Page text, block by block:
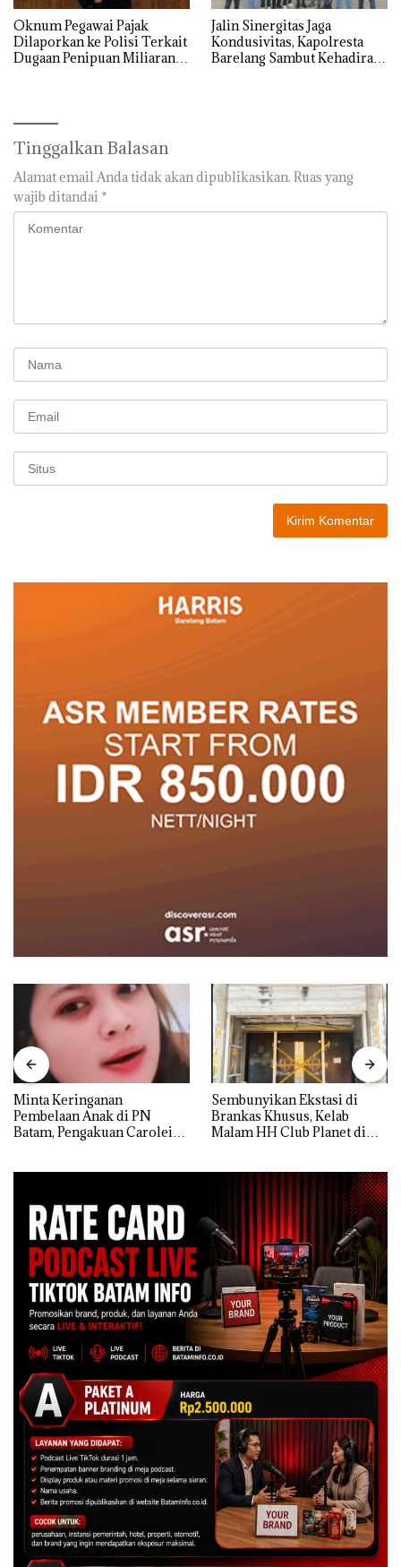
Oknum Pegawai Pajak
Dilaporkan ke Polisi Terkait
Dugaan Penipuan Miliaran
Jalin Sinergitas Jaga
Kondusivitas, Kapolresta
Barelang Sambut Kehadiran
Tinggalkan Balasan
Alamat email Anda tidak akan dipublikasikan. Ruas yang
wajib ditandai *
Minta Keringanan
Pembelaan Anak di PN
Batam, Pengakuan Carolein
Sembunyikan Ekstasi di
Brankas Khusus, Kelab
Malam HH Club Planet di